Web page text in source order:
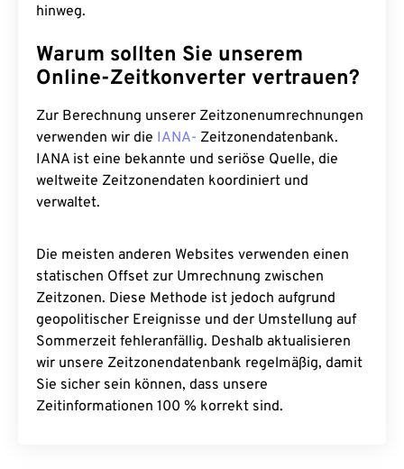
hinweg.
Warum sollten Sie unserem
Online-Zeitkonverter vertrauen?
Zur Berechnung unserer Zeitzonenumrechnungen
verwenden wir die IANA- Zeitzonendatenbank.
IANA ist eine bekannte und seriöse Quelle, die
weltweite Zeitzonendaten koordiniert und
verwaltet.
Die meisten anderen Websites verwenden einen
statischen Offset zur Umrechnung zwischen
Zeitzonen. Diese Methode ist jedoch aufgrund
geopolitischer Ereignisse und der Umstellung auf
Sommerzeit fehleranfällig. Deshalb aktualisieren
wir unsere Zeitzonendatenbank regelmäßig, damit
Sie sicher sein können, dass unsere
Zeitinformationen 100 % korrekt sind.